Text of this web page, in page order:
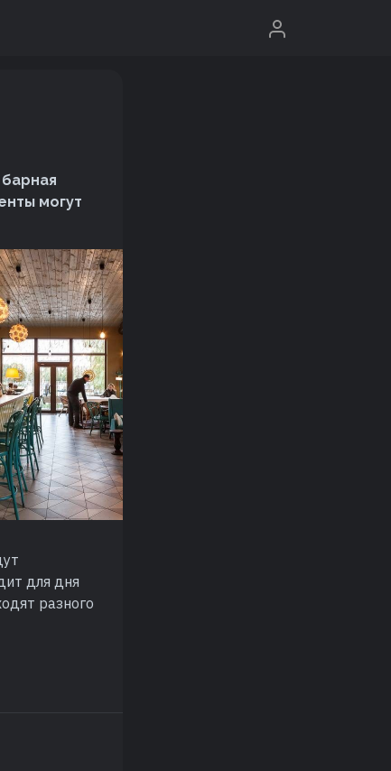
могут
для дня
разного